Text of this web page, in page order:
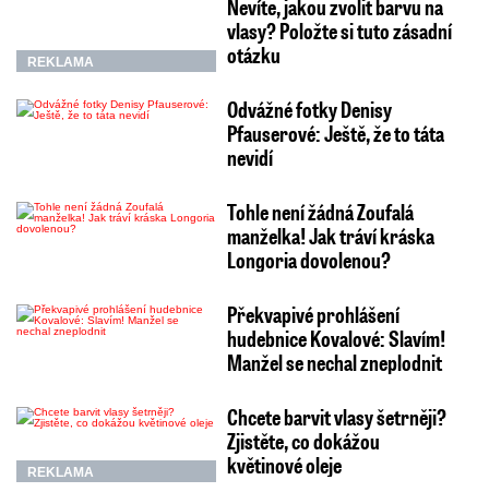
REKLAMA
Nevíte, jakou zvolit barvu na
vlasy? Položte si tuto zásadní
otázku
Odvážné fotky Denisy
Pfauserové: Ještě, že to táta
nevidí
Tohle není žádná Zoufalá
manželka! Jak tráví kráska
Longoria dovolenou?
Překvapivé prohlášení
hudebnice Kovalové: Slavím!
Manžel se nechal zneplodnit
REKLAMA
Chcete barvit vlasy šetrněji?
Zjistěte, co dokážou
květinové oleje